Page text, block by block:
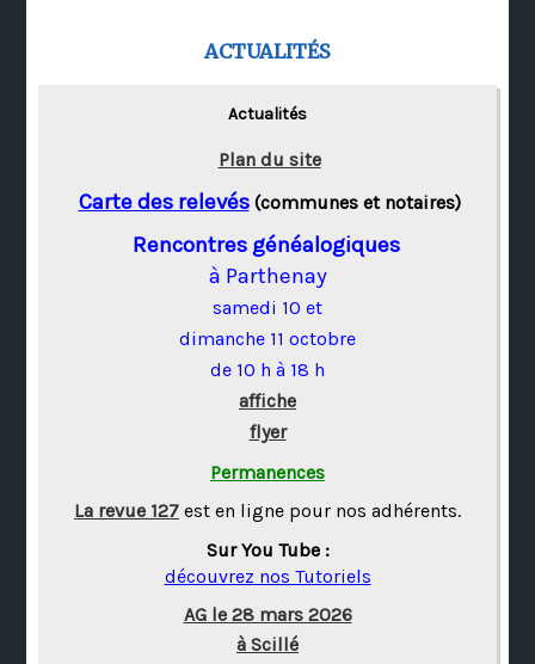
ACTUALITÉS
Actualités
Plan du site
Carte des relevés(communes et notaires)
Rencontres généalogiques
à Parthenay
samedi 10 et
dimanche 11 octobre
de 10 h à 18 h
affiche
flyer
Permanences
La revue 127 est en ligne pour nos adhérents.
Sur You Tube :
découvrez nos Tutoriels
AG le 28 mars 2026
à Scillé